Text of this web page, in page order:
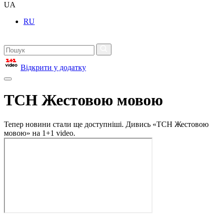
UA
RU
Відкрити у додатку
ТСН Жестовою мовою
Тепер новини стали ще доступніші. Дивись «ТСН Жестовою
мовою» на 1+1 video.